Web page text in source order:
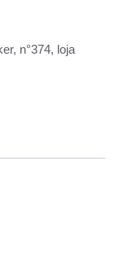
n°374, loja